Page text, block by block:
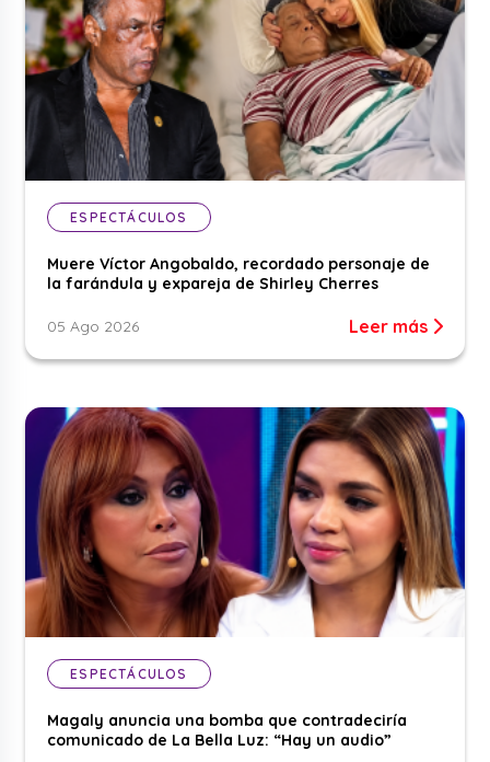
ESPECTÁCULOS
Muere Víctor Angobaldo, recordado personaje de
la farándula y expareja de Shirley Cherres
05 Ago 2026 Leer más
ESPECTÁCULOS
Magaly anuncia una bomba que contradeciría
comunicado de La Bella Luz: “Hay un audio”